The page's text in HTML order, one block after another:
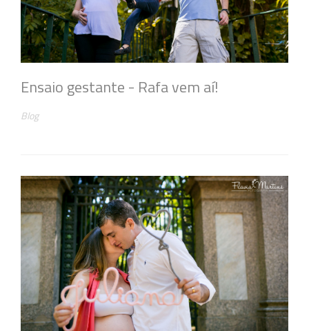
Ensaio gestante - Rafa vem aí!
Blog